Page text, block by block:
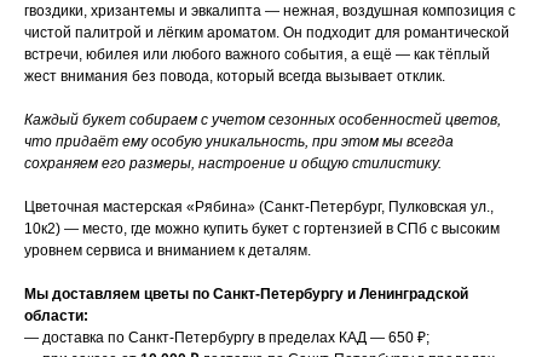
гвоздики, хризантемы и эвкалипта — нежная, воздушная композиция с
чистой палитрой и лёгким ароматом. Он подходит для романтической
встречи, юбилея или любого важного события, а ещё — как тёплый
жест внимания без повода, который всегда вызывает отклик.
Каждый букет собираем с учетом сезонных особенностей цветов,
что придаёт ему особую уникальность, при этом мы всегда
сохраняем его размеры, настроение и общую стилистику.
Цветочная мастерская «Рябина» (Санкт-Петербург, Пулковская ул.,
10к2) — место, где можно купить букет с гортензией в СПб с высоким
уровнем сервиса и вниманием к деталям.
Мы доставляем цветы по Санкт-Петербургу и Ленинградской
области:
— доставка по Санкт-Петербургу в пределах КАД — 650 ₽;